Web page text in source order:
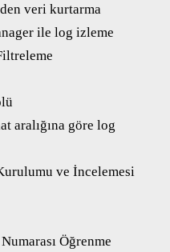
veri kurtarma
ile log izleme
aralığına göre log
ve İncelemesi
Öğrenme